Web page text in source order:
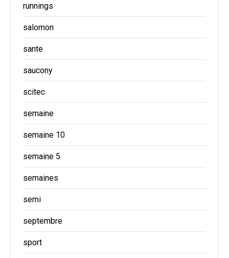
runnings
salomon
sante
saucony
scitec
semaine
semaine 10
semaine 5
semaines
semi
septembre
sport